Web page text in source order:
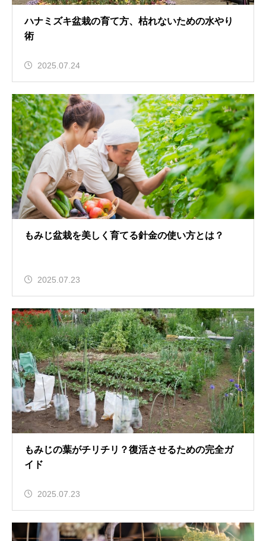
ハナミズキ盆栽の育て方、枯れないための水やり
術
2025.07.24
もみじ盆栽を美しく育てる針金の使い方とは？
2025.07.23
もみじの葉がチリチリ？復活させるための完全ガ
イド
2025.07.23